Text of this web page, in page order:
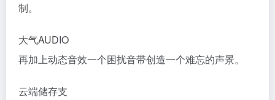
制。
大气AUDIO
再加上动态音效一个困扰音带创造一个难忘的声景。
云端储存支